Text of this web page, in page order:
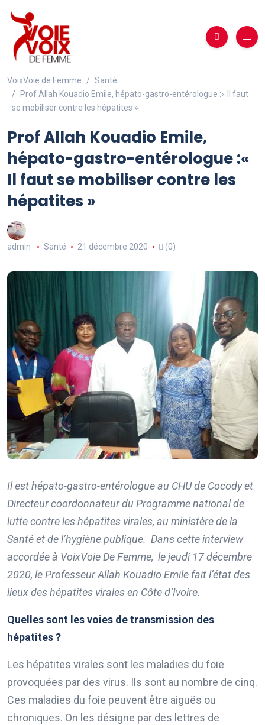
VoixVoie de Femme
Santé
Prof Allah Kouadio Emile, hépato-gastro-entérologue :« Il faut
se mobiliser contre les hépatites »
Prof Allah Kouadio Emile,
hépato-gastro-entérologue :«
Il faut se mobiliser contre les
hépatites »
admin Santé 21 décembre 2020 (0)
Il esthépato-gastro-entérologueau CHU de Cocody et
Directeur coordonnateur du Programme national de
lutte contre les hépatites virales, au ministère de la
Santé et de l’hygiène publique. Dans cette interview
accordée à VoixVoie De Femme, le jeudi 17 décembre
2020, le Professeur Allah Kouadio Emile fait l’état des
lieux des hépatites virales en Côte d’Ivoire.
Quelles sont les voies de transmission des
hépatites ?
Les hépatites virales sont les maladies du foie
provoquées par des virus. Ils sont au nombre de cinq.
Ces maladies du foie peuvent être aiguës ou
chroniques. On les désigne par des lettres de